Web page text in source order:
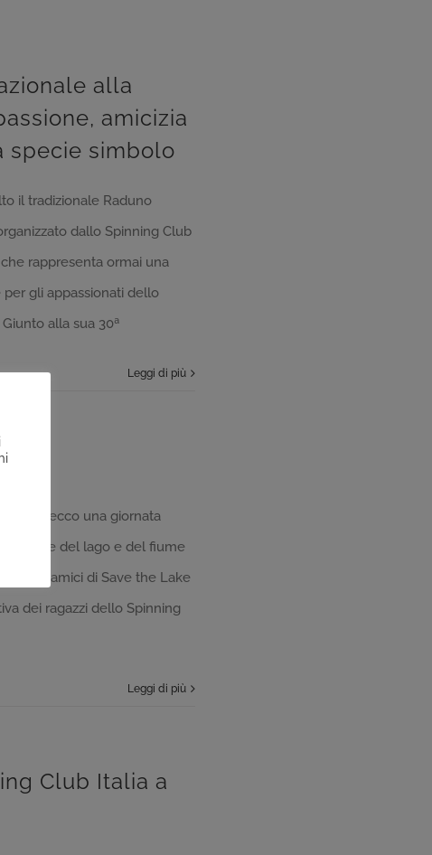
alla
amicizia
specie simbolo
il tradizionale Raduno
dallo Spinning Club
rappresenta ormai una
gli appassionati dello
alla sua 30ª
Leggi di più
a Lecco una giornata
sponde del lago e del fiume
dagli amici di Save the Lake
dei ragazzi dello Spinning
Leggi di più
Club Italia a